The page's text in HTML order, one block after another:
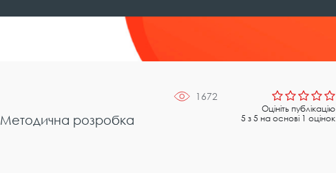
1672
Оцініть публікацію
5 з 5 на основі 1 оцінок
Методична розробка